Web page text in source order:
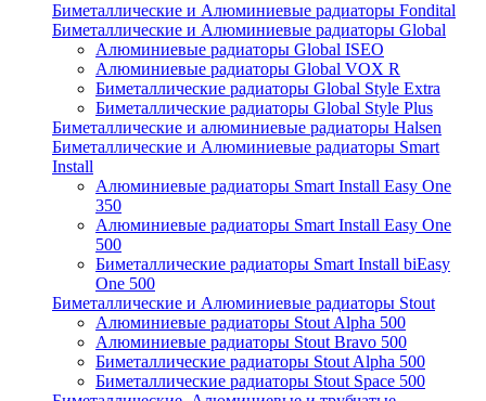
Биметаллические и Алюминиевые радиаторы Fondital
Биметаллические и Алюминиевые радиаторы Global
Алюминиевые радиаторы Global ISEO
Алюминиевые радиаторы Global VOX R
Биметаллические радиаторы Global Style Extra
Биметаллические радиаторы Global Style Plus
Биметаллические и алюминиевые радиаторы Halsen
Биметаллические и Алюминиевые радиаторы Smart
Install
Алюминиевые радиаторы Smart Install Easy One
350
Алюминиевые радиаторы Smart Install Easy One
500
Биметаллические радиаторы Smart Install biEasy
One 500
Биметаллические и Алюминиевые радиаторы Stout
Алюминиевые радиаторы Stout Alpha 500
Алюминиевые радиаторы Stout Bravo 500
Биметаллические радиаторы Stout Alpha 500
Биметаллические радиаторы Stout Space 500